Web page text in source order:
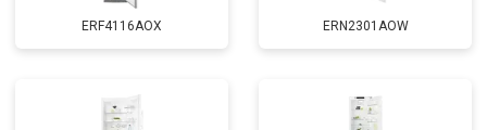
ERF4116AOX ERN2301AOW